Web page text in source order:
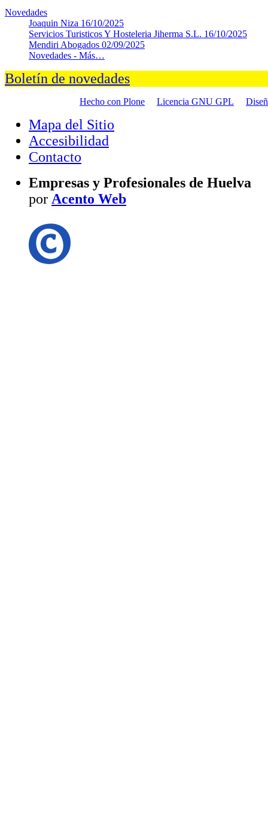
Novedades
Joaquin Niza 16/10/2025
Servicios Turisticos Y Hosteleria Jiherma S.L. 16/10/2025
Mendiri Abogados 02/09/2025
Novedades - Más…
Boletín de novedades
Hecho con Plone Licencia GNU GPL
Mapa del Sitio
Accesibilidad
Contacto
Empresas y Profesionales de Huelva
por Acento Web